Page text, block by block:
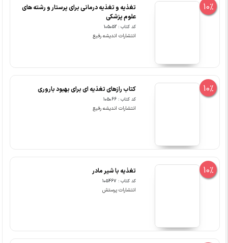
10%
تغذیه و تغذیه درمانی برای پرستار و رشته های
علوم پزشکی
کد کتاب : 105052
انتشارات اندیشه رفیع
10% کتاب رازهای تغذیه ای برای بهبود باروری
کد کتاب : 105066
انتشارات اندیشه رفیع
10% تغذیه با شیر مادر
کد کتاب : 105467
انتشارات پرستش